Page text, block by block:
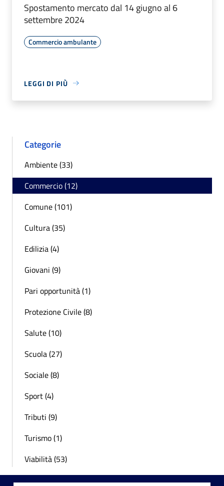
Spostamento mercato dal 14 giugno al 6
settembre 2024
Commercio ambulante
LEGGI DI PIÙ
Categorie
Ambiente (33)
Commercio (12)
Comune (101)
Cultura (35)
Edilizia (4)
Giovani (9)
Pari opportunità (1)
Protezione Civile (8)
Salute (10)
Scuola (27)
Sociale (8)
Sport (4)
Tributi (9)
Turismo (1)
Viabilità (53)